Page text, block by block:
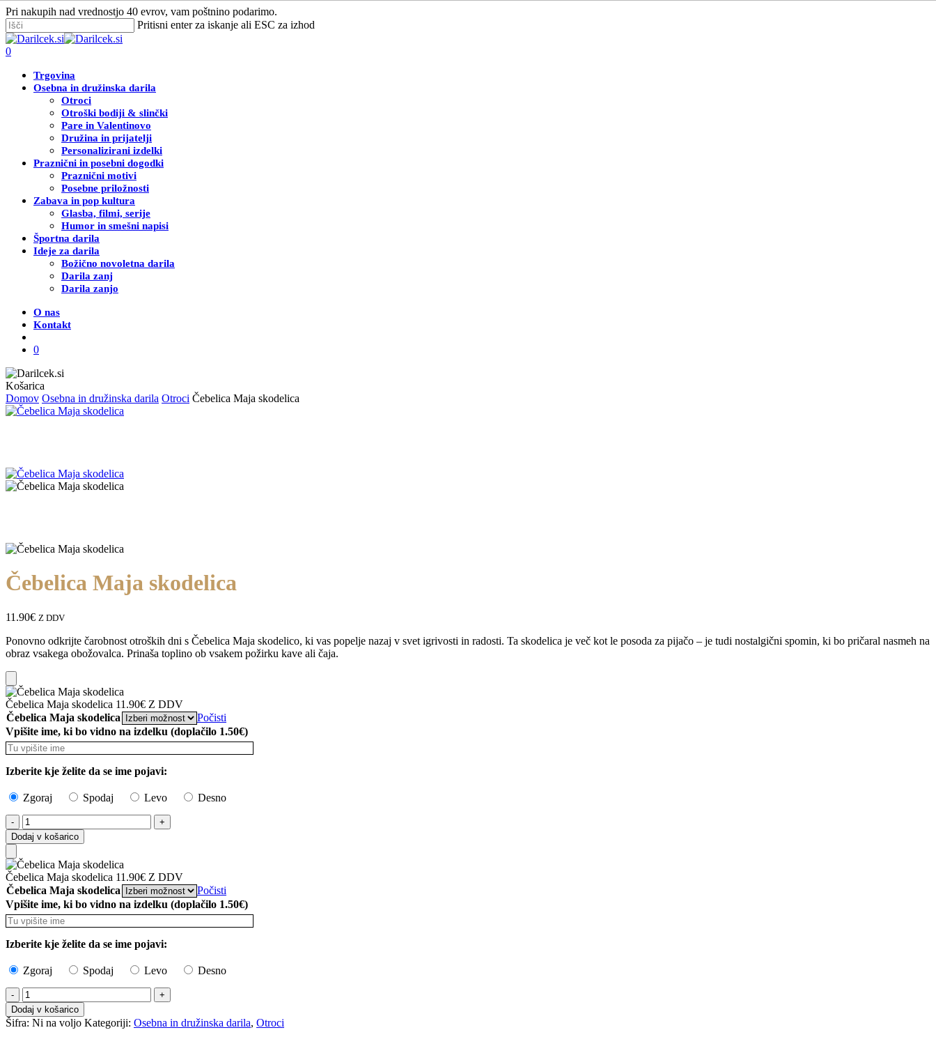
Skip
to
main
content
Pri nakupih nad vrednostjo 40 evrov, vam poštnino podarimo.
Pritisni enter za iskanje ali ESC za izhod
Zapri
iskanje
Išči
0
Trgovina
Osebna in družinska darila
Otroci
Otroški bodiji & slinčki
Pare in Valentinovo
Družina in prijatelji
Personalizirani izdelki
Praznični in posebni dogodki
Praznični motivi
Posebne priložnosti
Zabava in pop kultura
Glasba, filmi, serije
Humor in smešni napisi
Športna darila
Ideje za darila
Božično novoletna darila
Darila zanj
Darila zanjo
O nas
Kontakt
0
Košarica
košarico
Domov Osebna in družinska darila Otroci Čebelica Maja skodelica
Čebelica Maja skodelica
11.90€ Z DDV
Ponovno odkrijte čarobnost otroških dni s Čebelica Maja skodelico, ki vas popelje nazaj v svet igrivosti in radosti. Ta skodelica je več kot le posoda za pijačo – je tudi nostalgični spomin, ki bo pričaral nasmeh na
obraz vsakega obožovalca. Prinaša toplino ob vsakem požirku kave ali čaja.
Add
to
Cart
Čebelica Maja skodelica 11.90€ Z DDV
Čebelica Maja skodelica
Počisti
Vpišite ime, ki bo vidno na izdelku (doplačilo 1.50€)
Izberite kje želite da se ime pojavi:
Zgoraj Spodaj Levo
Desno
Čebelica
Maja
skodelica
količina
Dodaj v košarico
Add
to
Cart
Čebelica Maja skodelica 11.90€ Z DDV
Čebelica Maja skodelica
Počisti
Vpišite ime, ki bo vidno na izdelku (doplačilo 1.50€)
Izberite kje želite da se ime pojavi:
Zgoraj Spodaj Levo
Desno
Čebelica
Maja
skodelica
količina
Dodaj v košarico
Šifra: Ni na voljo Kategoriji: Osebna in družinska darila, Otroci